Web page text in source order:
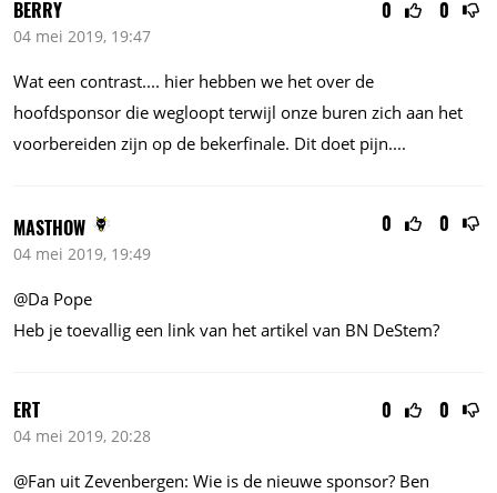
0 0
BERRY
04 mei 2019, 19:47
Wat een contrast.... hier hebben we het over de
hoofdsponsor die wegloopt terwijl onze buren zich aan het
voorbereiden zijn op de bekerfinale. Dit doet pijn....
0 0
MASTHOW
04 mei 2019, 19:49
@Da Pope
Heb je toevallig een link van het artikel van BN DeStem?
0 0
ERT
04 mei 2019, 20:28
@Fan uit Zevenbergen: Wie is de nieuwe sponsor? Ben